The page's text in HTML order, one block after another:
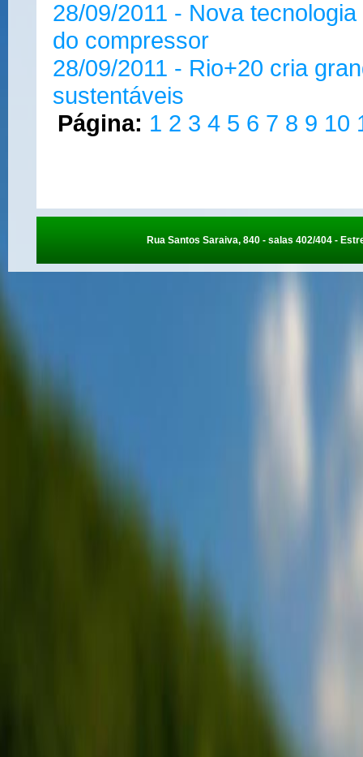
28/09/2011 - Nova
do compressor
28/09/2011 - Rio+20 cria
sustentáveis
Página: 1 2 3 4 5 6 7 8 9 10
Rua Santos Saraiva, 840 - salas 402/404 -